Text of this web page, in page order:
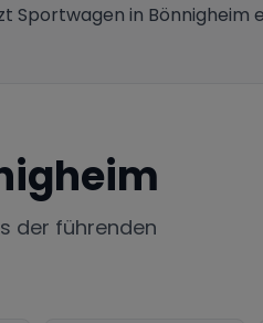
Sportwagen in Bönnigheim
der führenden